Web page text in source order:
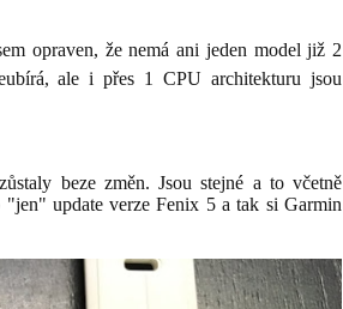
opraven, že nemá ani jeden model již 2
ale i přes 1 CPU architekturu jsou
beze změn. Jsou stejné a to včetně
update verze Fenix 5 a tak si Garmin